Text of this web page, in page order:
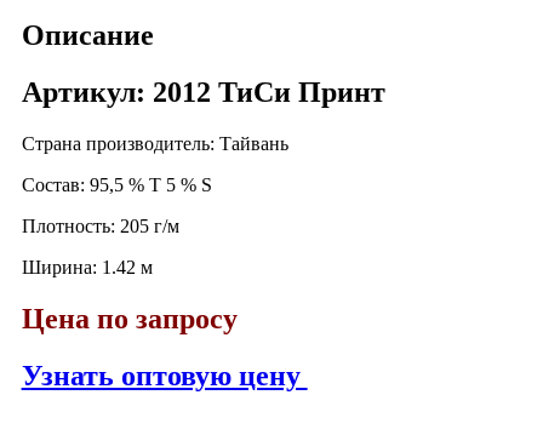
Описание
Артикул: 2012 ТиСи Принт
Страна производитель: Тайвань
Состав: 95,5 % T 5 % S
Плотность: 205 г/м
Ширина: 1.42 м
Цена по запросу
Узнать оптовую цену